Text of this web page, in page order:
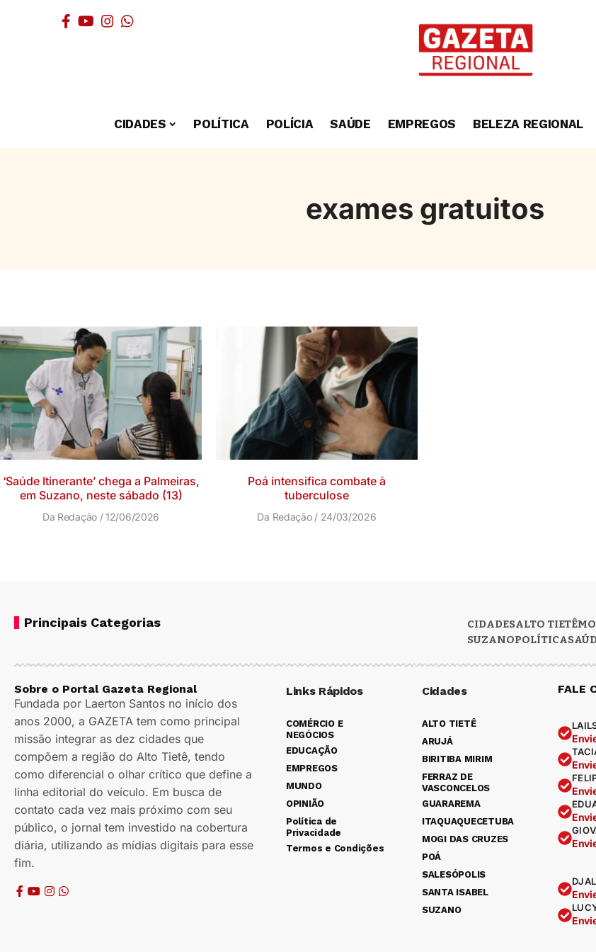
CIDADES POLÍTICA POLÍCIA SAÚDE EMPREGOS BELEZA REGIONAL
exames gratuitos
‘Saúde Itinerante’ chega a Palmeiras,
em Suzano, neste sábado (13)
Da Redação 12/06/2026
Poá intensifica combate à
tuberculose
Da Redação 24/03/2026
Principais Categorias CIDADESALTO TIETÊ
SUZANOPOLÍTICA
Sobre o Portal Gazeta Regional
Fundada por Laerton Santos no início dos
anos 2000, a GAZETA tem como principal
missão integrar as dez cidades que
compõem a região do Alto Tietê, tendo
como diferencial o olhar crítico que define a
linha editorial do veículo. Em busca de
contato cada vez mais próximo com seu
público, o jornal tem investido na cobertura
diária, utilizando as mídias digitais para esse
fim.
Links Rápidos
COMÉRCIO E
NEGÓCIOS
EDUCAÇÃO
EMPREGOS
MUNDO
OPINIÃO
Política de
Privacidade
Termos e Condições
Cidades
ALTO TIETÊ
ARUJÁ
BIRITIBA MIRIM
FERRAZ DE
VASCONCELOS
GUARAREMA
ITAQUAQUECETUBA
MOGI DAS CRUZES
POÁ
SALESÓPOLIS
SANTA ISABEL
SUZANO
FALE